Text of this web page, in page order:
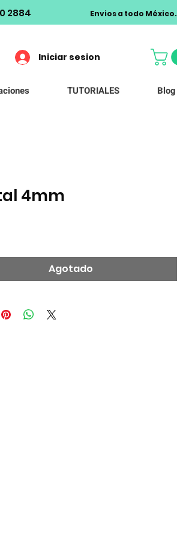
2884 Envios a todo México.
Iniciar sesion
TUTORIALES Blog
4mm
Agotado